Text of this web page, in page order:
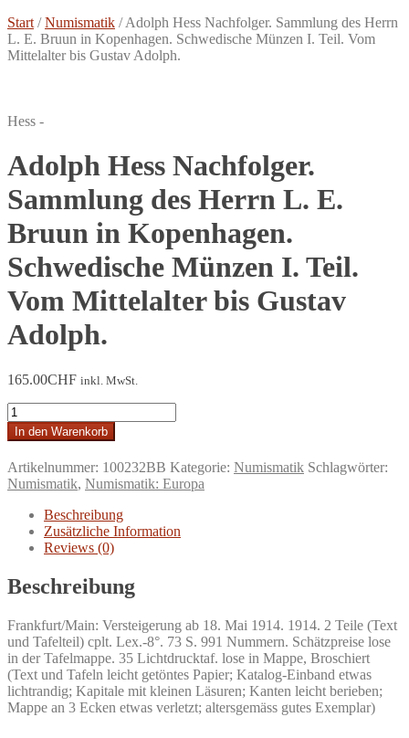
Start /Numismatik /Adolph Hess Nachfolger. Sammlung des Herrn
L. E. Bruun in Kopenhagen. Schwedische Münzen I. Teil. Vom
Mittelalter bis Gustav Adolph.
Hess -
Adolph Hess Nachfolger.
Sammlung des Herrn L. E.
Bruun in Kopenhagen.
Schwedische Münzen I. Teil.
Vom Mittelalter bis Gustav
Adolph.
165.00CHF inkl. MwSt.
Adolph
Hess
Nachfolger.
Sammlung
des
Herrn
Schwedische
I.
Teil.
Vom
Mittelalter
bis
Gustav
In den Warenkorb
Artikelnummer: 100232BB Kategorie: Numismatik Schlagwörter:
Numismatik, Numismatik: Europa
Beschreibung
Zusätzliche Information
Reviews (0)
Beschreibung
Frankfurt/Main: Versteigerung ab 18. Mai 1914. 1914. 2 Teile (Text
und Tafelteil) cplt. Lex.-8°. 73 S. 991 Nummern. Schätzpreise lose
in der Tafelmappe. 35 Lichtdrucktaf. lose in Mappe, Broschiert
(Text und Tafeln leicht getöntes Papier; Katalog-Einband etwas
lichtrandig; Kapitale mit kleinen Läsuren; Kanten leicht berieben;
Mappe an 3 Ecken etwas verletzt; altersgemäss gutes Exemplar)